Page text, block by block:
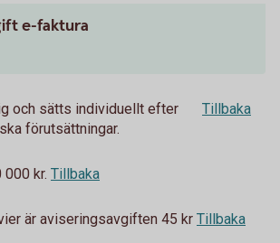
e-faktura
och sätts individuellt efter
förutsättningar.
Tillbaka
000 kr. Tillbaka
är aviseringsavgiften 45 kr Tillbaka